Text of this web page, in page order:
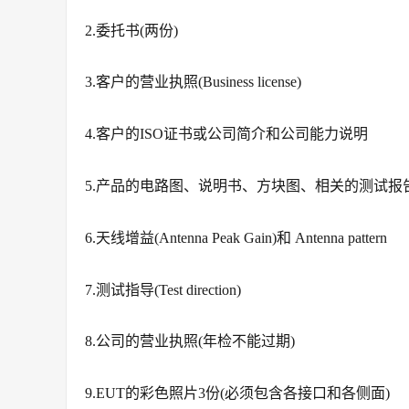
2.委托书(两份)
3.客户的营业执照(Business license)
4.客户的ISO证书或公司简介和公司能力说明
5.产品的电路图、说明书、方块图、相关的测试报
6.天线增益(Antenna Peak Gain)和 Antenna pattern
7.测试指导(Test direction)
8.公司的营业执照(年检不能过期)
9.EUT的彩色照片3份(必须包含各接口和各侧面)